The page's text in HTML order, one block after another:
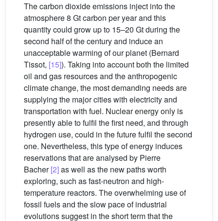
The carbon dioxide emissions inject into the
atmosphere 8 Gt carbon per year and this
quantity could grow up to 15–20 Gt during the
second half of the century and induce an
unacceptable warming of our planet (Bernard
Tissot, [15]). Taking into account both the limited
oil and gas resources and the anthropogenic
climate change, the most demanding needs are
supplying the major cities with electricity and
transportation with fuel. Nuclear energy only is
presently able to fulfil the first need, and through
hydrogen use, could in the future fulfil the second
one. Nevertheless, this type of energy induces
reservations that are analysed by Pierre
Bacher[2]as well as the new paths worth
exploring, such as fast-neutron and high-
temperature reactors. The overwhelming use of
fossil fuels and the slow pace of industrial
evolutions suggest in the short term that the